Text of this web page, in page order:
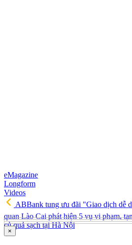
eMagazine
Longform
Videos
ABBank tung ưu đãi "Giao dịch dễ
quan Lào Cai phát hiện 5 vụ vi phạm,
củ quả sạch tại Hà Nội
×